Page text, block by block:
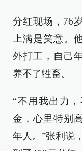
分红现场，76
上满是笑意。
外打工，自己
养不了牲畜。
“不用我出力
金，心里特别
年人。”张利说